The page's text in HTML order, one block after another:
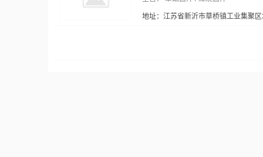
地址：江苏省新沂市草桥镇工业集聚